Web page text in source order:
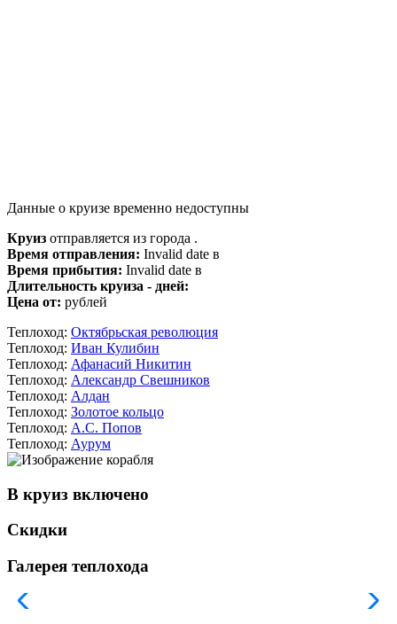
Данные о круизе временно недоступны
Круиз отправляется из города .
Время отправления: Invalid date в
Время прибытия: Invalid date в
Длительность круиза - дней:
Цена от: рублей
Теплоход: Октябрьская революция
Теплоход: Иван Кулибин
Теплоход: Афанасий Никитин
Теплоход: Александр Свешников
Теплоход: Алдан
Теплоход: Золотое кольцо
Теплоход: А.С. Попов
Теплоход: Аурум
В круиз включено
Скидки
Галерея теплохода